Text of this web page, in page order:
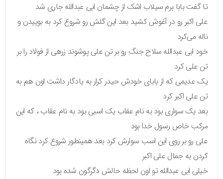
تا گفت بابا برم سیلاب اشک از چشمان ابی عبدالله جاری شد
علی اکبر رو در آغوش کشید بعد این گلش رو شروع کرد به بوییدن و
ناله می‌کرد
خود ابی عبدالله سلاح جنگ رو بر تن علی پوشوند زرهی از فولاد را بر
تن علی کرد
یک عدیمی که از بابای خودش حیدر کرار به یادگار داشت اون هم به
تن علی اکبر کرد
بعد یک سواری بود به نام عقاب یک اسبی بود به نام عقاب ، که این
مرکب خاص رسول خدا بود
علی رو بر روی این اسب سوارش کرد بعد همینطور شروع کرد نگاه
کردن به جمال علی اکبر
خیلی ابی عبدالله تو اون لحظه حالش دگرگون شده بود